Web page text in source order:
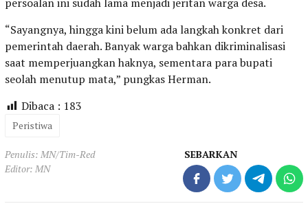
“Sayangnya, hingga kini belum ada langkah konkret dari
pemerintah daerah. Banyak warga bahkan dikriminalisasi
saat memperjuangkan haknya, sementara para bupati
seolah menutup mata,” pungkas Herman.
Dibaca : 183
Peristiwa
Penulis: MN/Tim-Red
Editor: MN
SEBARKAN